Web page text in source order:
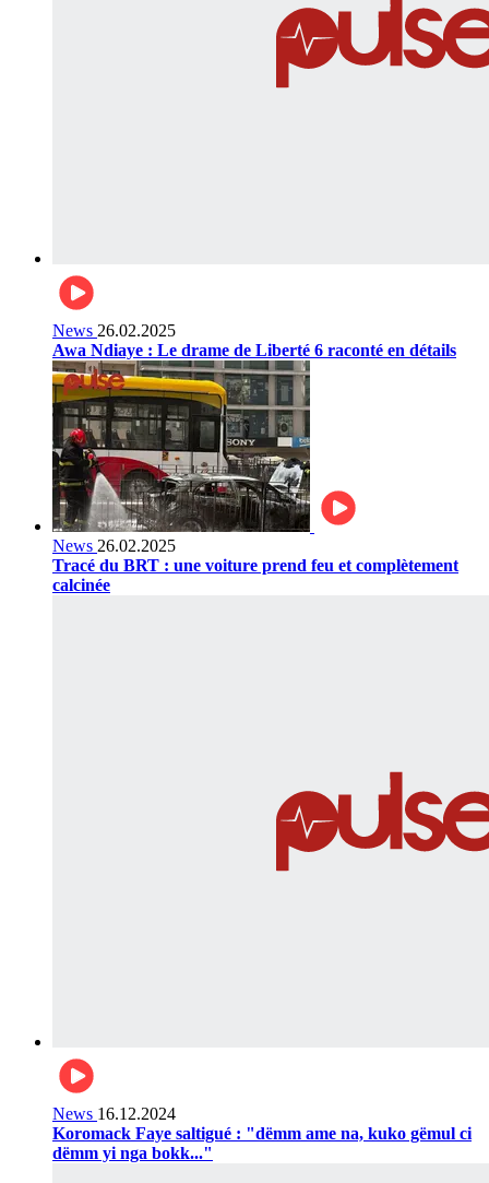
News 26.02.2025
Awa Ndiaye : Le drame de Liberté 6 raconté en détails
News 26.02.2025
Tracé du BRT : une voiture prend feu et complètement
calcinée
News 16.12.2024
Koromack Faye saltigué : "dëmm ame na, kuko gëmul ci
dëmm yi nga bokk..."